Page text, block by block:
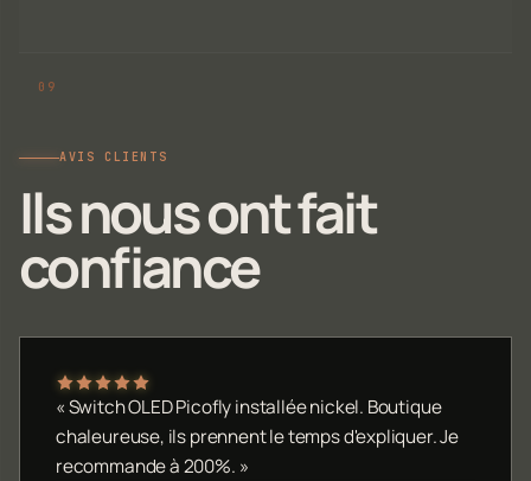
AVIS CLIENTS
Ils nous ont fait
confiance
« Switch OLED Picofly installée nickel. Boutique
chaleureuse, ils prennent le temps d'expliquer. Je
recommande à 200%. »